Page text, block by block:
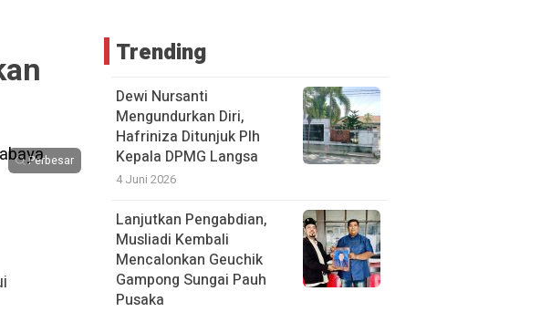
Perbesar
Trending
Dewi Nursanti
Mengundurkan Diri,
Hafriniza Ditunjuk Plh
Kepala DPMG Langsa
4 Juni 2026
Lanjutkan Pengabdian,
Musliadi Kembali
Mencalonkan Geuchik
Gampong Sungai Pauh
Pusaka